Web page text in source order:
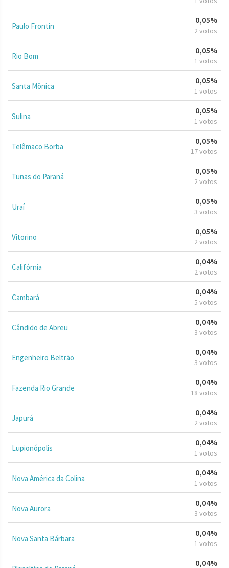
Paulo Frontin
0,05%
2 votos
Rio Bom
0,05%
1 votos
Santa Mônica
0,05%
1 votos
Sulina
0,05%
1 votos
Telêmaco Borba
0,05%
17 votos
Tunas do Paraná
0,05%
2 votos
Uraí
0,05%
3 votos
Vitorino
0,05%
2 votos
Califórnia
0,04%
2 votos
Cambará
0,04%
5 votos
Cândido de Abreu
0,04%
3 votos
Engenheiro Beltrão
0,04%
3 votos
Fazenda Rio Grande
0,04%
18 votos
Japurá
0,04%
2 votos
Lupionópolis
0,04%
1 votos
Nova América da Colina
0,04%
1 votos
Nova Aurora
0,04%
3 votos
Nova Santa Bárbara
0,04%
1 votos
0,04%